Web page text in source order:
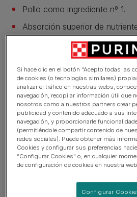
Pollo como ingrediente nº 1.
Absorción superior de
necesidades de tu perro.
Ayuda a mantener un pelaje
raíz a las puntas.
Una combinación de
mantener unas articulaciones
estilo de vida activo de tu
Contenido elevado de
Ver más
Descripción del producto
Si hace clic en el botón “Acepto todas las
de cookies (o tecnologías similares)
analizar el tráfico en nuestras webs,
navegación, recopilar información útil que
nosotros como a nuestros partners crear
publicidad y contenido adecuado a sus
navegación, y proporcionarle
(permitiéndole compartir contenido de
redes sociales). Puede obtener más
Cookies y configurar sus preferencias
“Configurar Cookies” o, en cualquier
de configuración de cookies en nuestra
Configurar